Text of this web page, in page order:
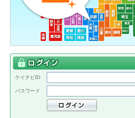
ケイナビID
パスワード